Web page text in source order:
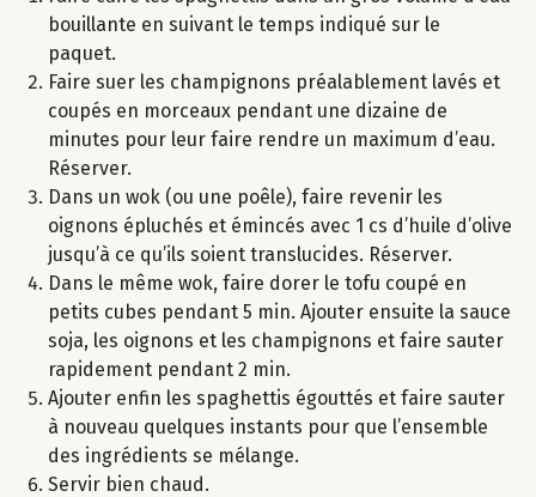
bouillante en suivant le temps indiqué sur le
paquet.
Faire suer les champignons préalablement lavés et
coupés en morceaux pendant une dizaine de
minutes pour leur faire rendre un maximum d’eau.
Réserver.
Dans un wok (ou une poêle), faire revenir les
oignons épluchés et émincés avec 1 cs d’huile d’olive
jusqu’à ce qu’ils soient translucides. Réserver.
Dans le même wok, faire dorer le tofu coupé en
petits cubes pendant 5 min. Ajouter ensuite la sauce
soja, les oignons et les champignons et faire sauter
rapidement pendant 2 min.
Ajouter enfin les spaghettis égouttés et faire sauter
à nouveau quelques instants pour que l’ensemble
des ingrédients se mélange.
Servir bien chaud.